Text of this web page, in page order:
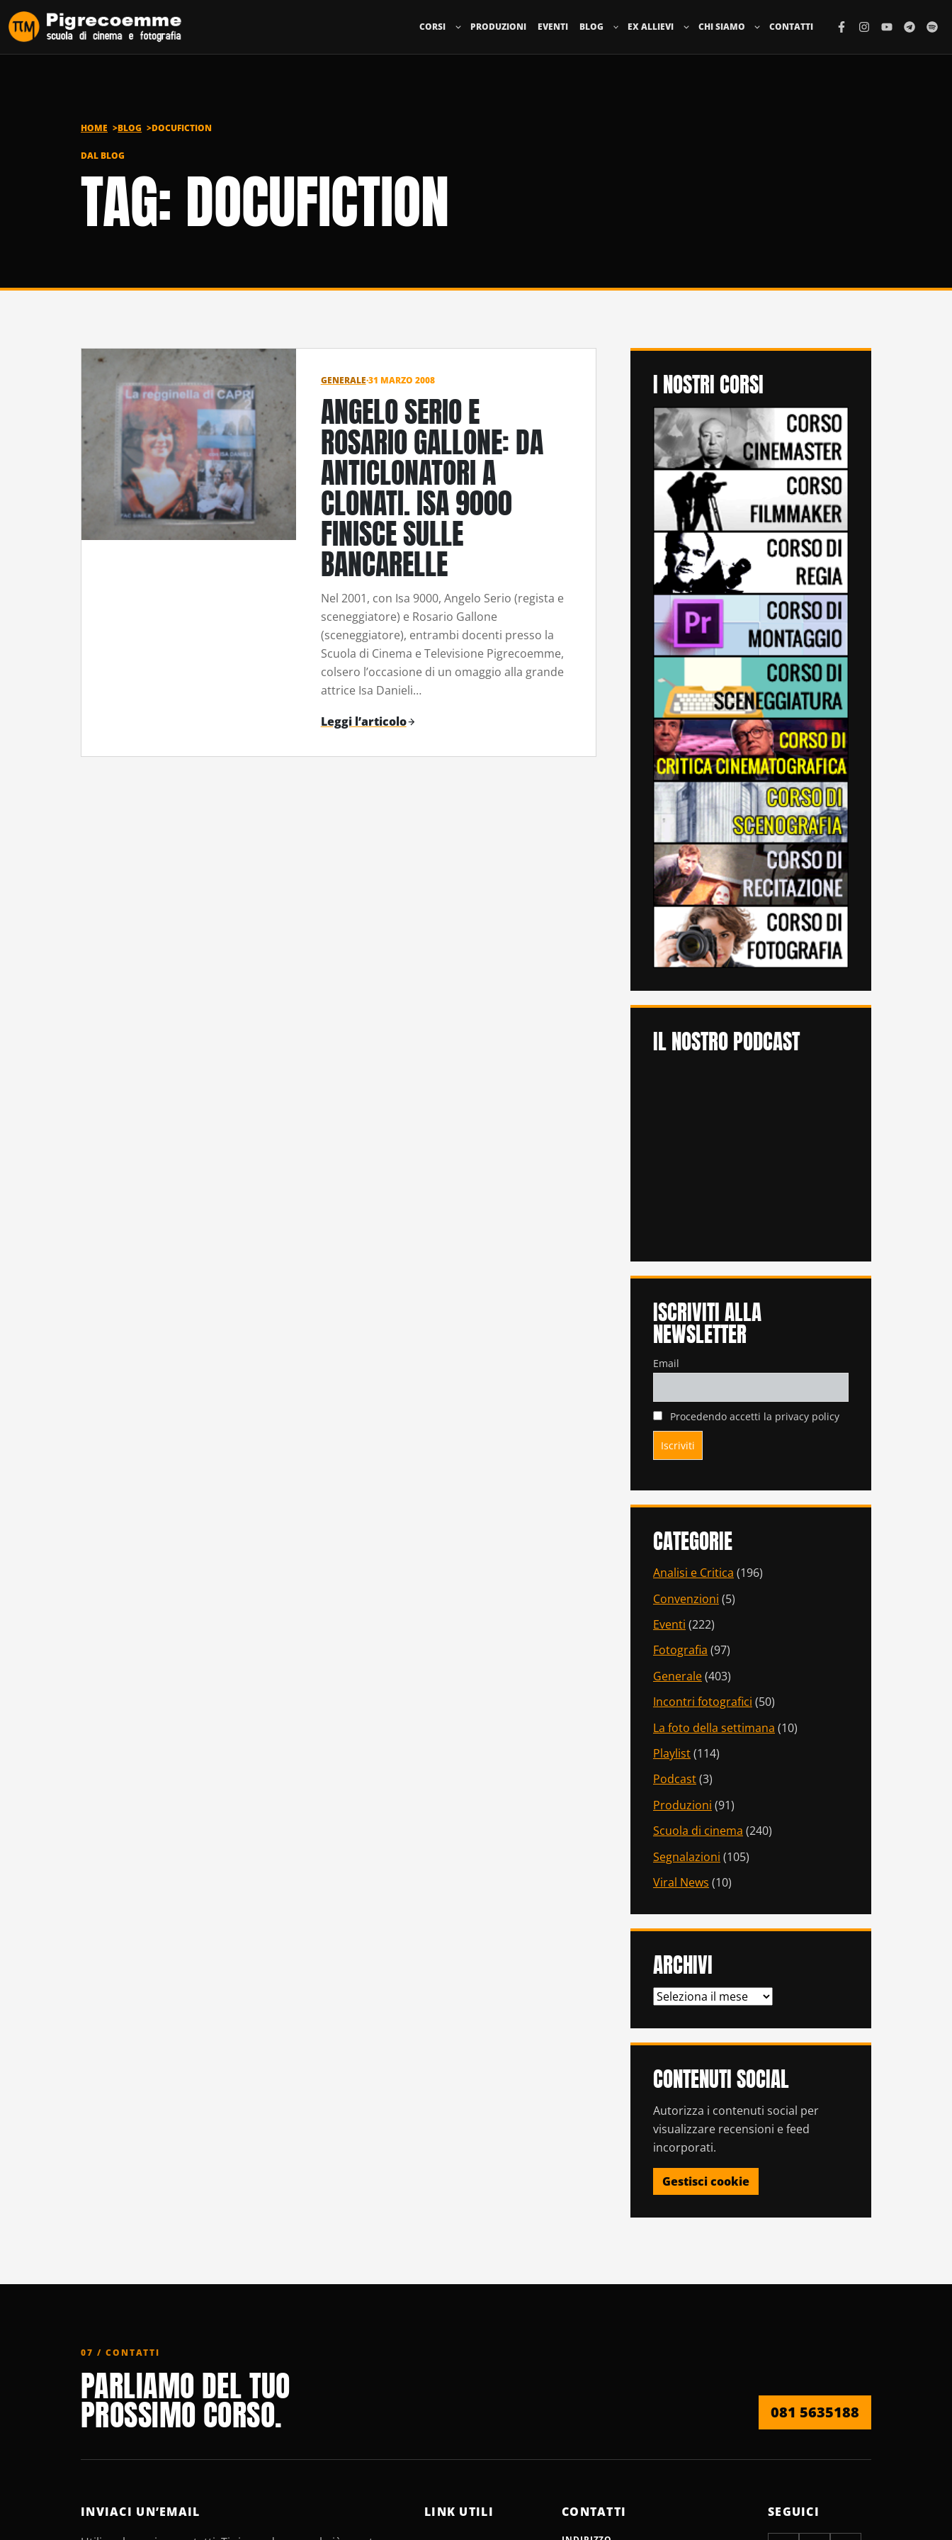
Vai al contenuto
CORSI PRODUZIONI EVENTI BLOG EX ALLIEVI CHI SIAMO CONTATTI
HOME BLOG DOCUFICTION
DAL BLOG
TAG: DOCUFICTION
GENERALE·31 MARZO 2008
ANGELO SERIO E
ROSARIO GALLONE: DA
ANTICLONATORI A
CLONATI. ISA 9000
FINISCE SULLE
BANCARELLE
Nel 2001, con Isa 9000, Angelo Serio (regista e
sceneggiatore) e Rosario Gallone
(sceneggiatore), entrambi docenti presso la
Scuola di Cinema e Televisione Pigrecoemme,
colsero l’occasione di un omaggio alla grande
attrice Isa Danieli…
Leggi l’articolo
I NOSTRI CORSI
IL NOSTRO PODCAST
ISCRIVITI ALLA
NEWSLETTER
Email
Procedendo accetti la privacy policy
CATEGORIE
Analisi e Critica (196)
Convenzioni (5)
Eventi (222)
Fotografia (97)
Generale(403)
Incontri fotografici (50)
La foto della settimana (10)
Playlist(114)
Podcast(3)
Produzioni (91)
Scuola di cinema (240)
Segnalazioni (105)
Viral News (10)
ARCHIVI
ARCHIVI
CONTENUTI SOCIAL
Autorizza i contenuti social per
visualizzare recensioni e feed
incorporati.
Gestisci cookie
07 / CONTATTI
PARLIAMO DEL TUO
PROSSIMO CORSO. 081 5635188
INVIACI UN’EMAIL
LINK UTILI CONTATTI SEGUICI